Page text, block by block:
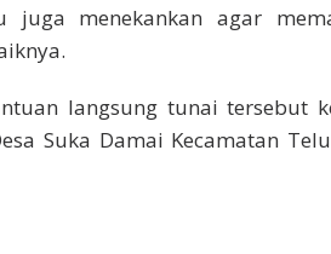
menekankan agar
langsung tunai tersebut
Suka Damai Kecamatan